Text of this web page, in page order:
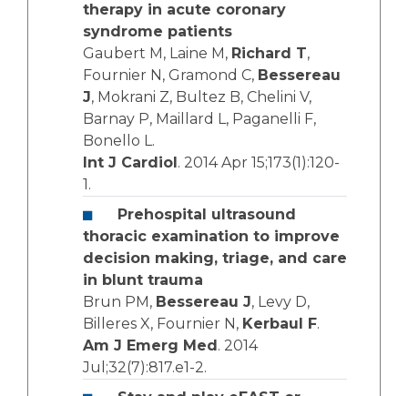
therapy in acute coronary
syndrome patients
Gaubert M, Laine M, Richard T,
Fournier N, Gramond C, Bessereau
J, Mokrani Z, Bultez B, Chelini V,
Barnay P, Maillard L, Paganelli F,
Bonello L.
Int J Cardiol . 2014 Apr 15;173(1):120-
1.
Prehospital ultrasound
thoracic examination to improve
decision making, triage, and care
in blunt trauma
Brun PM, Bessereau J, Levy D,
Billeres X, Fournier N, Kerbaul F.
Am J Emerg Med . 2014
Jul;32(7):817.e1-2.